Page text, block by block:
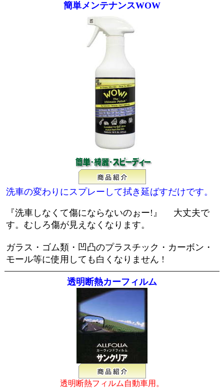
簡単メンテナンスWOW
洗車の変わりにスプレーして拭き延ばすだけです。
『洗車しなくて傷にならないのぉー!』 大丈夫で
す。むしろ傷が見えなくなります。
ガラス・ゴム類・凹凸のプラスチック・カーボン・
モール等に使用しても白くなりません !
透明断熱カーフィルム
透明断熱フィルム自動車用。